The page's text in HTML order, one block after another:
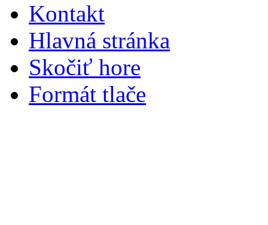
Kontakt
Hlavná stránka
Skočiť hore
Formát tlače